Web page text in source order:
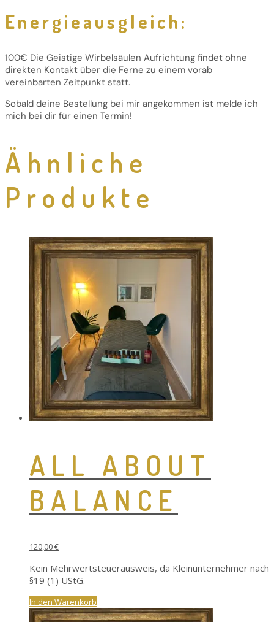
Energieausgleich:
100€ Die Geistige Wirbelsäulen Aufrichtung findet ohne
direkten Kontakt über die Ferne zu einem vorab
vereinbarten Zeitpunkt statt.
Sobald deine Bestellung bei mir angekommen ist melde ich
mich bei dir für einen Termin!
Ähnliche
Produkte
ALL ABOUT
BALANCE
120,00€
Kein Mehrwertsteuerausweis, da Kleinunternehmer nach
§19 (1) UStG.
In den Warenkorb